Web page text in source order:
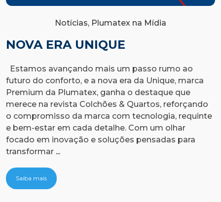
Notícias, Plumatex na Mídia
NOVA ERA UNIQUE
Estamos avançando mais um passo rumo ao
futuro do conforto, e a nova era da Unique, marca
Premium da Plumatex, ganha o destaque que
merece na revista Colchões & Quartos, reforçando
o compromisso da marca com tecnologia, requinte
e bem-estar em cada detalhe. Com um olhar
focado em inovação e soluções pensadas para
transformar ...Nova
Saiba mais